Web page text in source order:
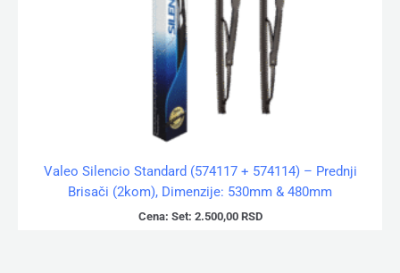
Valeo Silencio Standard (574117 + 574114) – Prednji
Brisači (2kom), Dimenzije: 530mm & 480mm
Cena: Set: 2.500,00 RSD